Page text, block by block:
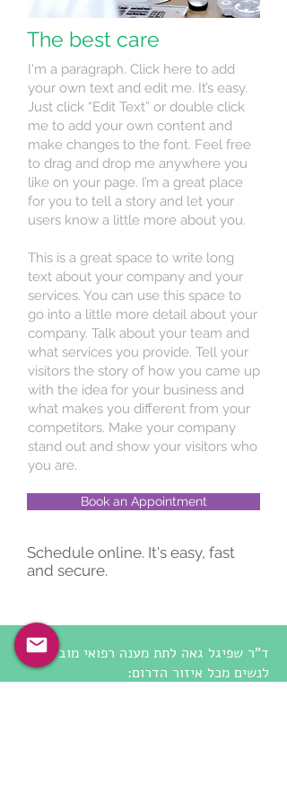
The best care
I'm a paragraph. Click here to add
your own text and edit me. It’s easy.
Just click “Edit Text” or double click
me to add your own content and
make changes to the font. Feel free
to drag and drop me anywhere you
like on your page. I’m a great place
for you to tell a story and let your
users know a little more about you.
This is a great space to write long
text about your company and your
services. You can use this space to
go into a little more detail about your
company. Talk about your team and
what services you provide. Tell your
visitors the story of how you came up
with the idea for your business and
what makes you different from your
competitors. Make your company
stand out and show your visitors who
you are.
Book an Appointment
Schedule online. It's easy, fast
and secure.
ד"ר שפיגל גאה לתת מענה רפואי מוביל
לנשים מכל איזור הדרום: